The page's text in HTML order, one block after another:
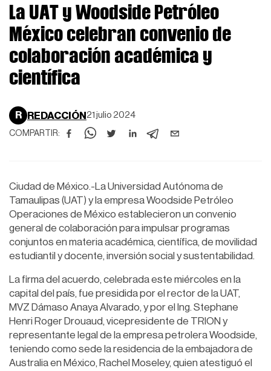
La UAT y Woodside Petróleo
México celebran convenio de
colaboración académica y
científica
R REDACCIÓN 21 julio 2024
COMPARTIR:
Ciudad de México.-La Universidad Autónoma de
Tamaulipas (UAT) y la empresa Woodside Petróleo
Operaciones de México establecieron un convenio
general de colaboración para impulsar programas
conjuntos en materia académica, científica, de movilidad
estudiantil y docente, inversión social y sustentabilidad.
La firma del acuerdo, celebrada este miércoles en la
capital del país, fue presidida por el rector de la UAT,
MVZ Dámaso Anaya Alvarado, y por el Ing. Stephane
Henri Roger Drouaud, vicepresidente de TRION y
representante legal de la empresa petrolera Woodside,
teniendo como sede la residencia de la embajadora de
Australia en México, Rachel Moseley, quien atestiguó el